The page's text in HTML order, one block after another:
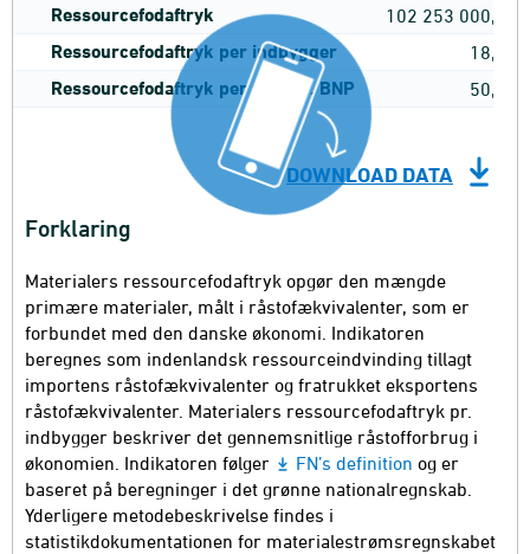
Ressourcefodaftryk
102 253 000,0
Ressourcefodaftryk per indbygger 18,4
Ressourcefodaftryk per mio. kr. BNP 50,5
DOWNLOAD DATA
Forklaring
Materialers ressourcefodaftryk opgør den mængde
primære materialer, målt i råstofækvivalenter, som er
forbundet med den danske økonomi. Indikatoren
beregnes som indenlandsk ressourceindvinding tillagt
importens råstofækvivalenter og fratrukket eksportens
råstofækvivalenter. Materialers ressourcefodaftryk pr.
indbygger beskriver det gennemsnitlige råstofforbrug i
økonomien. Indikatoren følger
FN’s definition og er
baseret på beregninger i det grønne nationalregnskab.
Yderligere metodebeskrivelse findes i
statistikdokumentationen for materialestrømsregnskabet